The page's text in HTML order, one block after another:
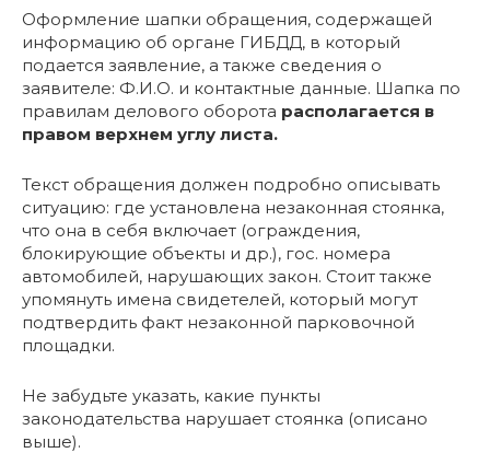
Оформление шапки обращения, содержащей
информацию об органе ГИБДД, в который
подается заявление, а также сведения о
заявителе: Ф.И.О. и контактные данные. Шапка по
правилам делового оборота располагается в
правом верхнем углу листа.
Текст обращения должен подробно описывать
ситуацию: где установлена незаконная стоянка,
что она в себя включает (ограждения,
блокирующие объекты и др.), гос. номера
автомобилей, нарушающих закон. Стоит также
упомянуть имена свидетелей, который могут
подтвердить факт незаконной парковочной
площадки.
Не забудьте указать, какие пункты
законодательства нарушает стоянка (описано
выше).